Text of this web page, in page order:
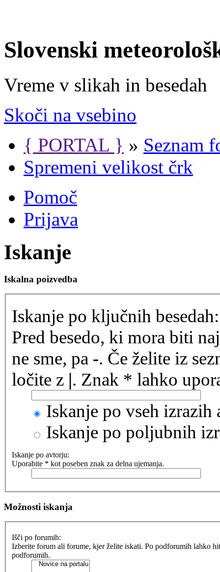
Slovenski
Vreme v slikah in besedah
Skoči na vsebino
{ PORTAL } » Seznam
Spremeni velikost črk
Pomoč
Prijava
Iskanje
Iskalna poizvedba
Iskanje po ključnih besedah:
Pred besedo, ki mora biti
ne sme, pa -. Če želite iz
ločite z |. Znak * lahko
Iskanje po vseh izrazih
Iskanje po poljubnih
Iskanje po avtorju:
Uporabite * kot poseben znak za delna ujemanja.
Možnosti iskanja
Išči po forumih:
Izberite forum ali forume, kjer želite iskati. Po podforumih lahko
podforumih.